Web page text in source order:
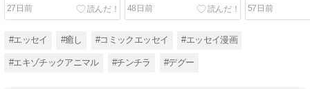
ッシュケース」ができまし
た
27日前
持ちを見分けるコツ
48日前
い戻し方と
てこたろう先
57日前
#エッセイ #癒し #コミックエッセイ #エッセイ漫画
#エキゾチックアニマル #チンチラ #デグー